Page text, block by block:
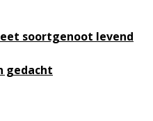
soortgenoot levend
gedacht